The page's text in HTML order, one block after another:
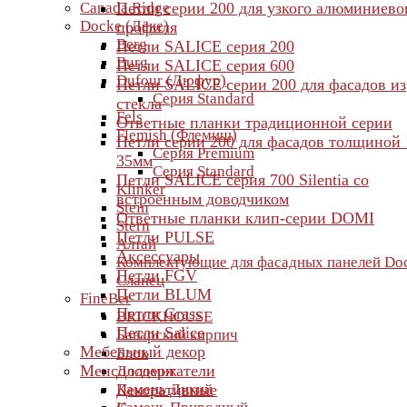
Canada Ridge
Docke (Дёке)
Berg
Burg
Dufour (Дюфур)
Серия Standard
Fels
Flemish (Флемиш)
Серия Premium
Серия Standard
Klinker
Stein
Stern
Алтай
Комплектующие для фасадных панелей
Сланец
FineBer
BRICKHOUSE
Баварский кирпич
Блок
Доломит
Камень Дикий
Петли серии 200 для узкого
профиля
Петли SALICE серия 200
Петли SALICE серия 600
Петли SALICE серии 200 для фасадов из
стекла
Ответные планки традиционной серии
Петли серии 200 для фасадов толщиной
35мм
Петли SALICE серия 700 Silentia со
встроенным доводчиком
Ответные планки клип-серии DOMI
Петли PULSE
Аксессуары
Петли FGV
Петли BLUM
Петли Grass
Петли Salice
Мебельный декор
Менсолодержатели
Декоративные